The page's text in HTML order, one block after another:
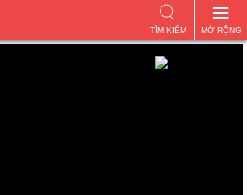
MỞ RỘNG
TÌM KIẾM